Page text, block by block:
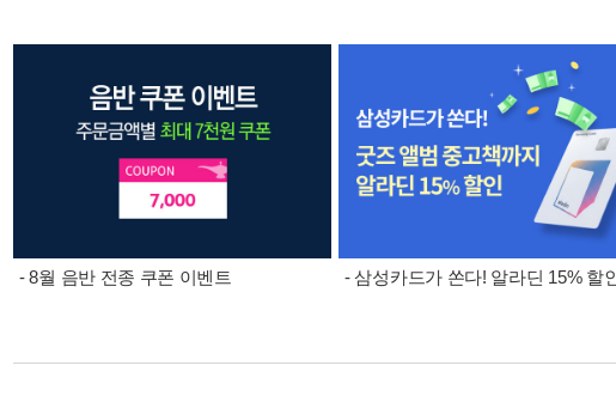
- 8월 음반 전종 쿠폰 이벤트 - 삼성카드가 쏜다! 알라딘 15% 할